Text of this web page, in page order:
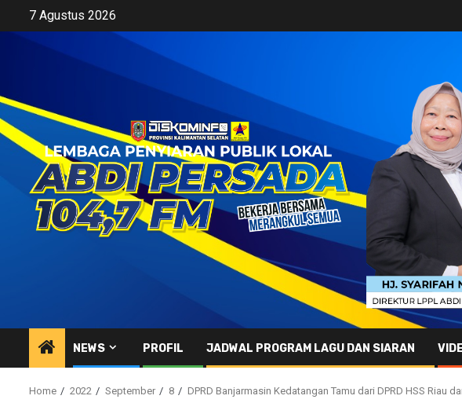
content
7 Agustus 2026
NEWS PROFIL JADWAL PROGRAM LAGU DAN SIARAN
Home 2022 September 8 DPRD Banjarmasin Kedatangan Tamu dari DPRD HSS Riau